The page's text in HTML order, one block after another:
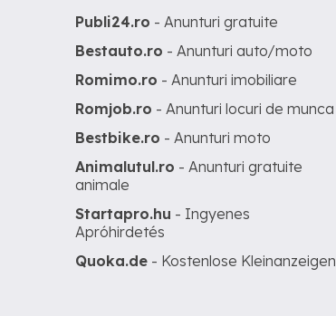
Publi24.ro - Anunturi gratuite
Bestauto.ro - Anunturi auto/moto
Romimo.ro - Anunturi imobiliare
Romjob.ro - Anunturi locuri de munca
Bestbike.ro - Anunturi moto
Animalutul.ro - Anunturi gratuite
animale
Startapro.hu - Ingyenes
Apróhirdetés
Quoka.de - Kostenlose Kleinanzeigen